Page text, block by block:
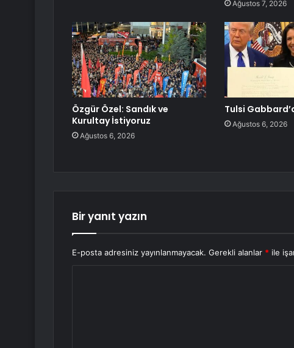
Ağustos 7, 2026
Özgür Özel: Sandık ve
Kurultay İstiyoruz
Ağustos 6, 2026
Tulsi
Ağustos 6, 2026
Bir yanıt yazın
E-posta adresiniz yayınlanmayacak. Gerekli alanlar * ile